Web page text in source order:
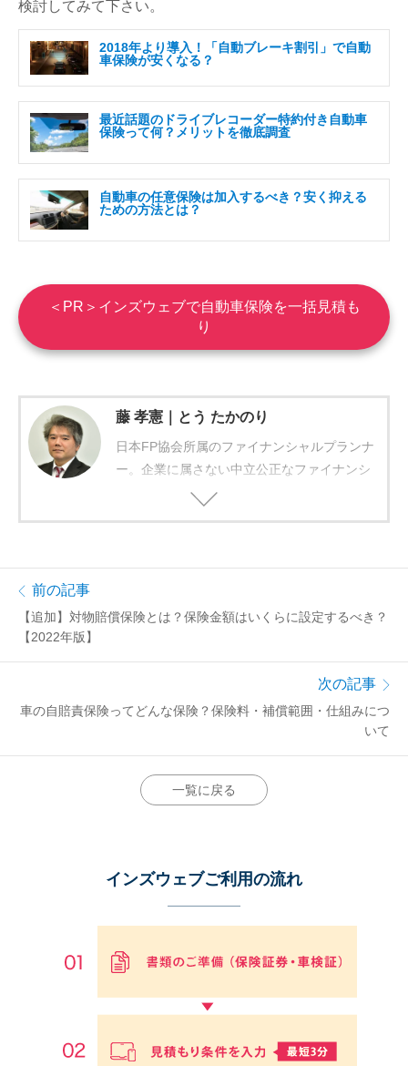
検討してみて下さい。
2018年より導入！「自動ブレーキ割引」で自動
車保険が安くなる？
最近話題のドライブレコーダー特約付き自動車
保険って何？メリットを徹底調査
自動車の任意保険は加入するべき？安く抑える
ための方法とは？
＜PR＞インズウェブで自動車保険を一括見積も
り
藤 孝憲｜とう たかのり
日本FP協会所属のファイナンシャルプランナ
ー。企業に属さない中立公正なファイナンシ
ャルプランナーとして、2006年に独立。保険
れませんが、複数の商品を比較して初めてそ
事を通して、商品選びの参考になれば幸いで
イザー、証券外務員二種、エクセルＶＢＡエ
前の記事
【追加】対物賠償保険とは？保険金額はいくらに設定するべき？
【2022年版】
次の記事
車の自賠責保険ってどんな保険？保険料・補償範囲・仕組みにつ
いて
一覧に戻る
インズウェブご利用の流れ